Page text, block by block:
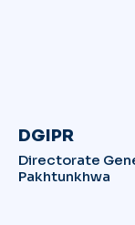
DGIPR
Directorate
Pakhtunkhwa